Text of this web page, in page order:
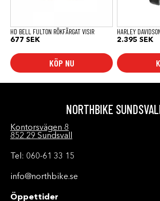
HD BELL FULTON RÖKFÄRGAT VISIR
677 SEK
KÖP NU
HARLEY
2.395 SEK
NORTHBIKE
Kontorsvägen 8
852 29 Sundsvall
Tel: 060-61 33 15
info@northbike.se
Öppettider